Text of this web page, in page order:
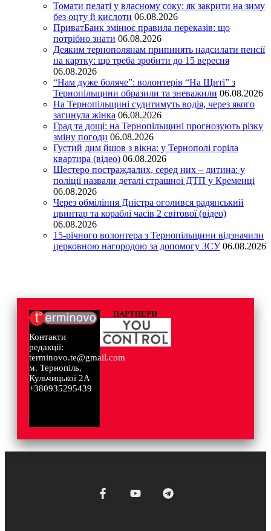
Томати пелаті у власному соку: як закрити на зиму
без оцту й кислоти 06.08.2026
ПриватБанк змінює правила переказів: що
потрібно знати 06.08.2026
Деяким тернополянам припинять надсилати пенсії
на картку: що треба зробити до 15 вересня
06.08.2026
“Нам дуже боляче”: волонтерів “На Щиті” з
Тернопільщини образили та зневажили 06.08.2026
На Тернопільщині судитимуть водія, через якого
загинула жінка 06.08.2026
Град та дощі: на Тернопільщині прогнозують різку
зміну погоди 06.08.2026
Густий дим йшов з вікна: у Тернополі горіла
квартира (відео) 06.08.2026
Шестеро постраждалих, серед них – дитина: у
поліції назвали деталі страшної ДТП у Кременці
06.08.2026
Через обміління Дністра оголився радянський
цвинтар та кораблі часів 2 світової (відео)
06.08.2026
15-річного волонтера з Тернопільщини відзначили
церковною нагородою за допомогу ЗСУ 06.08.2026
Контакти
редакції:
terminovo.te@gmail.com
м. Тернопіль,
Кульчицької 2А
+380935295439
ПАРТНЕРИ